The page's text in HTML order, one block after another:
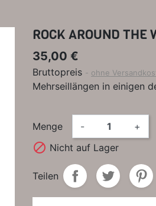
ROCK AROUND THE
35,00 €
Bruttopreis ohne
Mehrseillängen in einigen
Menge - +
 Nicht auf Lager
Teilen